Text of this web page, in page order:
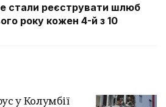
стали реєструвати шлюб
року кожен 4-й з 10
у Колумбії